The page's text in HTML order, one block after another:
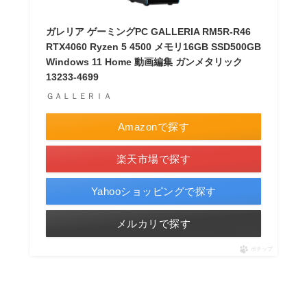
ガレリア ゲーミングPC GALLERIA RM5R-R46
RTX4060 Ryzen 5 4500 メモリ16GB SSD500GB
Windows 11 Home 動画編集 ガンメタリック
13233-4699
ＧＡＬＬＥＲＩＡ
Amazonで探す
楽天市場で探す
Yahooショッピングで探す
メルカリで探す
ポチップ